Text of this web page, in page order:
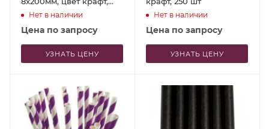
150шт
Нет в наличии
Цена по запросу
УЗНАТЬ ЦЕНУ
Нет в наличии
Цена по запросу
УЗНАТЬ ЦЕНУ